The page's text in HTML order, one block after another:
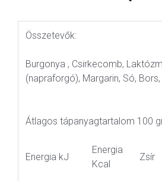
Összetevők:
Burgonya , Csirkecomb,
(napraforgó), Margarin, Só,
Átlagos tápanyagtartalom 100
Energia kJ
Energia
Kcal
Zsír